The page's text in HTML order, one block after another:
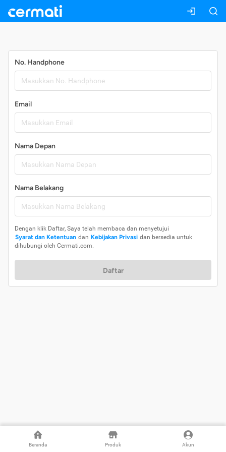
Beranda Produk Akun
No. Handphone
Email
Nama Depan
Nama Belakang
Dengan klik Daftar, Saya telah membaca dan menyetujui
Syarat dan Ketentuan dan Kebijakan Privasi dan bersedia untuk
dihubungi oleh Cermati.com.
Daftar